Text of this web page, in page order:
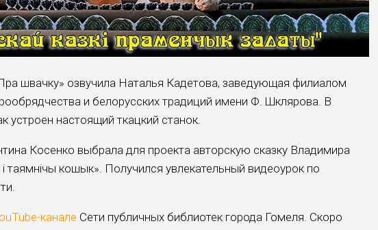
швачку» озвучила Наталья Кадетова, заведующая филиалом
и белорусских традиций имени Ф. Шклярова. В
устроен настоящий ткацкий станок.
Косенко выбрала для проекта авторскую сказку Владимира
таямнічы кошык». Получился увлекательный видеоурок по
канале Сети публичных библиотек города Гомеля. Скоро